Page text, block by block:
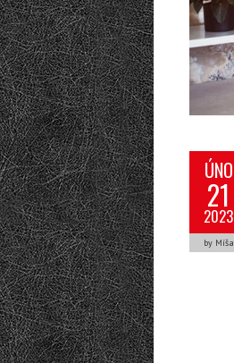
ÚNO
21
2023
by Míša